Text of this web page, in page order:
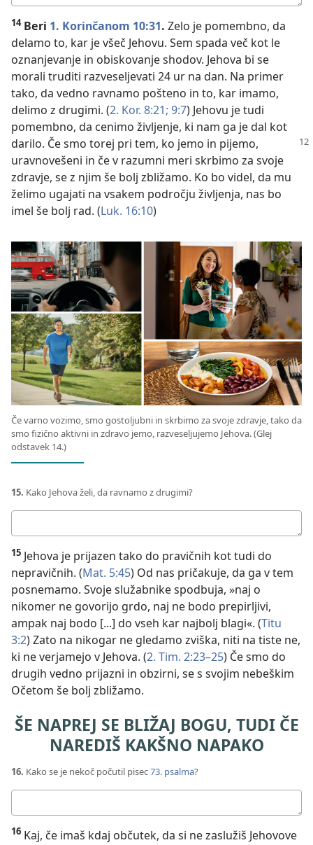
odgovor:
14 Beri 1. Korinčanom 10:31. Zelo je pomembno, da
delamo to, kar je všeč Jehovu. Sem spada več kot le
oznanjevanje in obiskovanje shodov. Jehova bi se
morali truditi razveseljevati 24 ur na dan. Na primer
tako, da vedno ravnamo pošteno in to, kar imamo,
delimo z drugimi. (2. Kor. 8:21; 9:7) Jehovu je tudi
pomembno, da cenimo življenje, ki nam ga je dal kot
darilo. Če smo torej pri tem, ko jemo in pijemo,
uravnovešeni in če v razumni meri skrbimo za svoje
zdravje, se z njim še bolj zbližamo. Ko bo videl, da mu
želimo ugajati na vsakem področju življenja, nas bo
imel še bolj rad. (Luk. 16:10)
Če varno vozimo, smo gostoljubni in skrbimo za svoje zdravje, tako da
smo fizično aktivni in zdravo jemo, razveseljujemo Jehova. (Glej
odstavek 14.)
15. Kako Jehova želi, da ravnamo z drugimi?
odgovor:
15 Jehova je prijazen tako do pravičnih kot tudi do
nepravičnih. (Mat. 5:45) Od nas pričakuje, da ga v tem
posnemamo. Svoje služabnike spodbuja, »naj o
nikomer ne govorijo grdo, naj ne bodo prepirljivi,
ampak naj bodo [...] do vseh kar najbolj blagi«. (Titu
3:2) Zato na nikogar ne gledamo zviška, niti na tiste ne,
ki ne verjamejo v Jehova. (2. Tim. 2:23–25) Če smo do
drugih vedno prijazni in obzirni, se s svojim nebeškim
Očetom še bolj zbližamo.
ŠE NAPREJ SE BLIŽAJ BOGU, TUDI ČE
NAREDIŠ KAKŠNO NAPAKO
16. Kako se je nekoč počutil pisec73. psalma?
odgovor:
16 Kaj, če imaš kdaj občutek, da si ne zaslužiš Jehovove